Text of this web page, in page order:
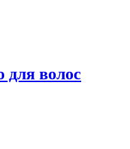
для волос